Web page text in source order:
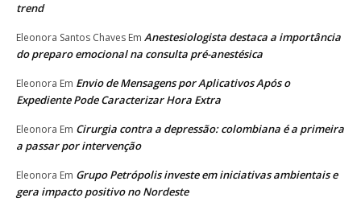
trend
Eleonora Santos Chaves Em Anestesiologista destaca a importância
do preparo emocional na consulta pré-anestésica
Eleonora Em Envio de Mensagens por Aplicativos Após o
Expediente Pode Caracterizar Hora Extra
Eleonora Em Cirurgia contra a depressão: colombiana é a primeira
a passar por intervenção
Eleonora Em Grupo Petrópolis investe em iniciativas ambientais e
gera impacto positivo no Nordeste